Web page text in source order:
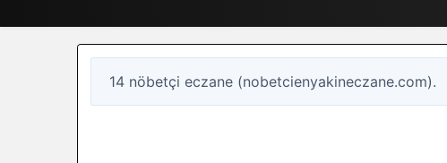
14 nöbetçi eczane (nobetcienyakineczane.com).